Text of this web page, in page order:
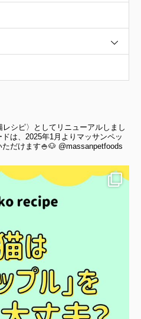
シピ〉としてリニューアルしまし
は、2025年1月よりマッサンペッ
ただけます🍚🐶 @massanpetfoods